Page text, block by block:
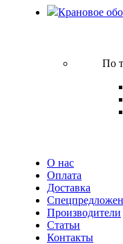
Крановое
По
О нас
Оплата
Доставка
Производители
Статьи
Контакты